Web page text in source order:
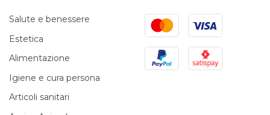
Salute e benessere
Estetica
Alimentazione
Igiene e cura persona
Articoli sanitari
MastercardVisa
PayPal Satispay